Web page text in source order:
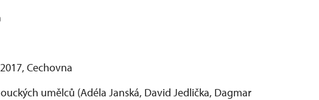
Cechovna
umělců (Adéla Janská, David Jedlička, Dagmar